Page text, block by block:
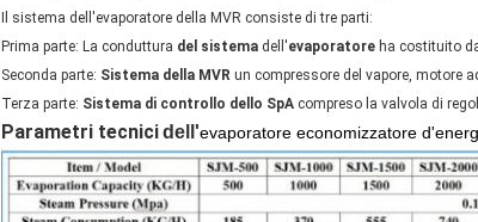
Il sistema dell'evaporatore della MVR consiste di tre parti:
Prima parte: La conduttura del sistema dell'evaporatore ha costituito
Seconda parte: Sistema della MVR un compressore del vapore, motore
Terza parte: Sistema di controllo dello SpA compreso la valvola di
Parametri tecnicidell'evaporatore economizzatore